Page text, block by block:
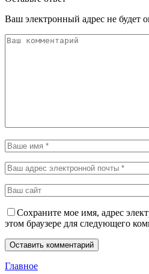
Ваш электронный адрес не будет
Сохраните мое имя, адрес
этом браузере для следующего
Главное